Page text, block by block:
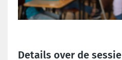
Details over de sessie